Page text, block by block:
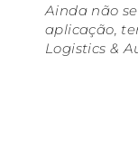
Ainda não
aplicação,
Logistics &